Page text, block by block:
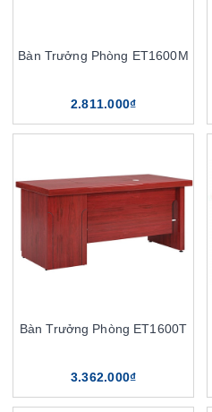
Bàn Trưởng Phòng ET1600M
2.811.000₫
Bàn Trưởng Phòng ET1600T
3.362.000₫